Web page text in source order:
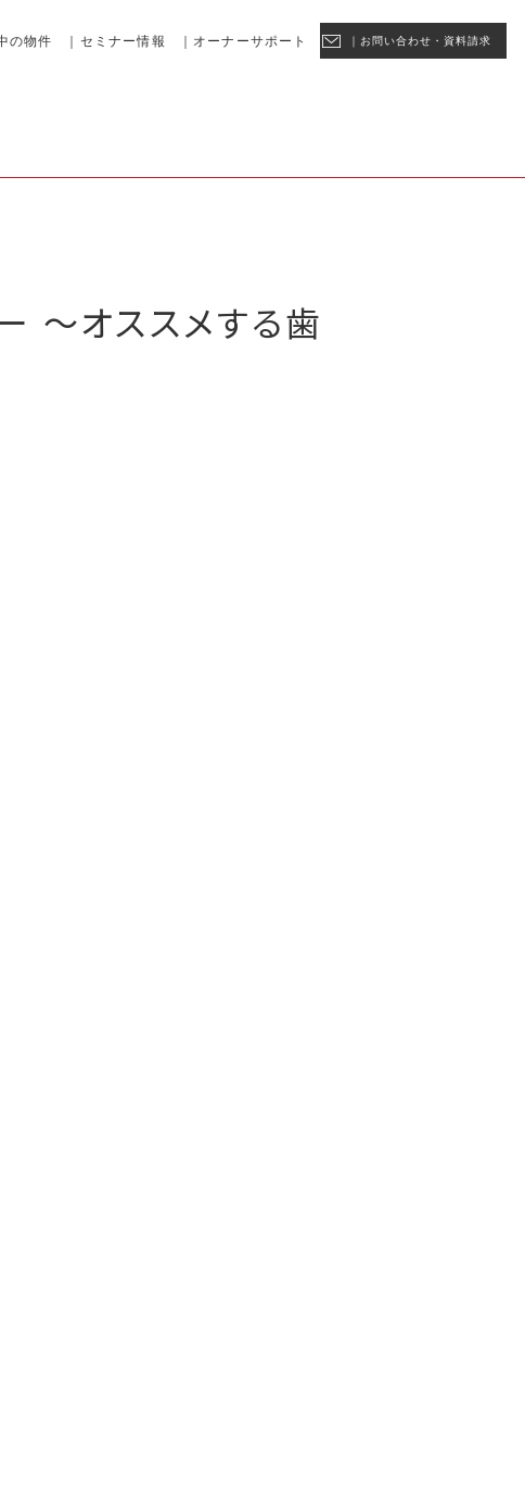
の物件 ｜セミナー情報 ｜オーナーサポート ｜お問い合わせ・資料請求
〜オススメする歯